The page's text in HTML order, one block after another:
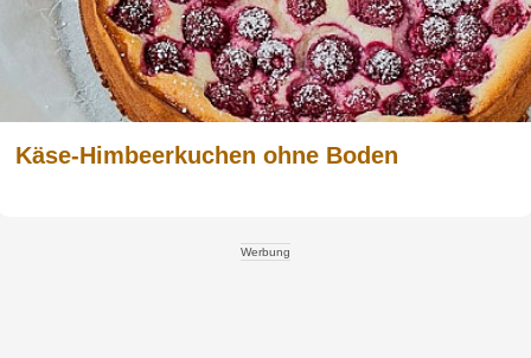
Käse-Himbeerkuchen ohne Boden
Werbung